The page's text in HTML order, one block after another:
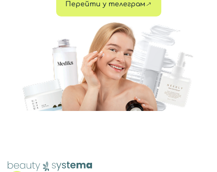
Перейти у телеграм